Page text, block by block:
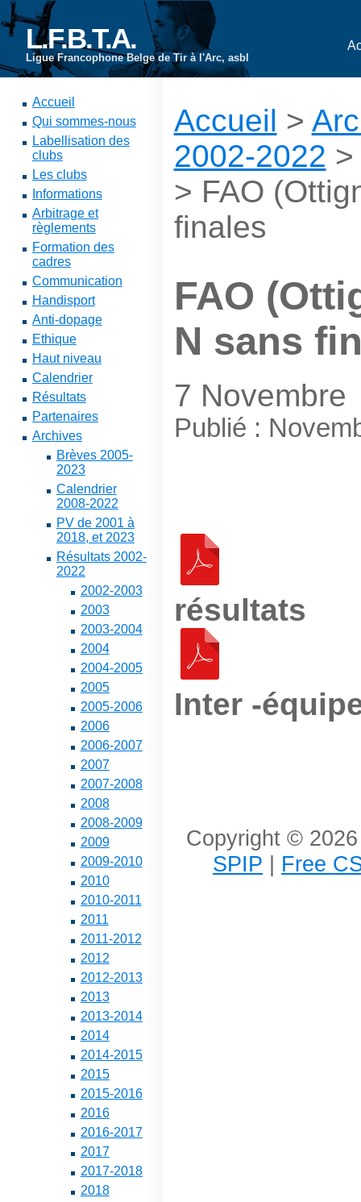
L.F.B.T.A.
Ligue Francophone Belge de Tir à l'Arc, asbl
Accueil
Qui sommes-nous
Labellisation des
clubs
Les clubs
Informations
Arbitrage et
règlements
Formation des
cadres
Communication
Handisport
Anti-dopage
Ethique
Haut niveau
Calendrier
Résultats
Partenaires
Archives
Brèves 2005-
2023
Calendrier
2008-2022
PV de 2001 à
2018, et 2023
Résultats 2002-
2022
2002-2003
2003
2003-2004
2004
2004-2005
2005
2005-2006
2006
2006-2007
2007
2007-2008
2008
2008-2009
2009
2009-2010
2010
2010-2011
2011
2011-2012
2012
2012-2013
2013
2013-2014
2014
2014-2015
2015
2015-2016
2016
2016-2017
2017
2017-2018
2018
Accueil >
2002-2022
> FAO
finales
FAO
N sans
7 Novembre
Publié :
résultats
Inter -
Copyright ©
SPIP | Free